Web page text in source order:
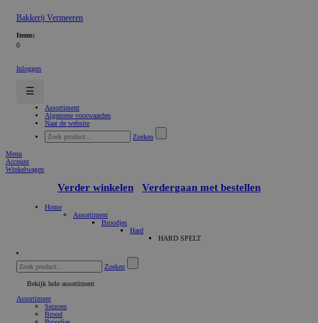
Bakkerij Vermeeren
Items:
0
Inloggen
☰
Assortiment
Algemene voorwaarden
Naar de website
Zoeken
Menu
Account
Winkelwagen
Verder winkelen Verdergaan met bestellen
Home
Assortiment
Broodjes
Hard
HARD SPELT
Zoeken
Bekijk hele assortiment
Assortiment
Seizoen
Brood